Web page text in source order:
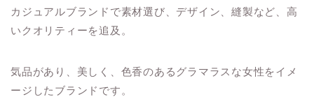
カジュアルブランドで素材選び、デザイン、縫製など、高
いクオリティーを追及。
気品があり、美しく、色香のあるグラマラスな女性をイメ
ージしたブランドです。